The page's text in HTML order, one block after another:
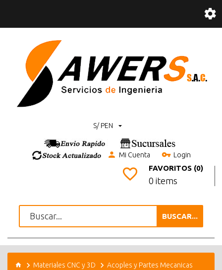
S/ PEN
Mi Cuenta Login
FAVORITOS (0)
0 items
BUSCAR...
Materiales CNC y 3D
Acoples y Partes Mecanicas